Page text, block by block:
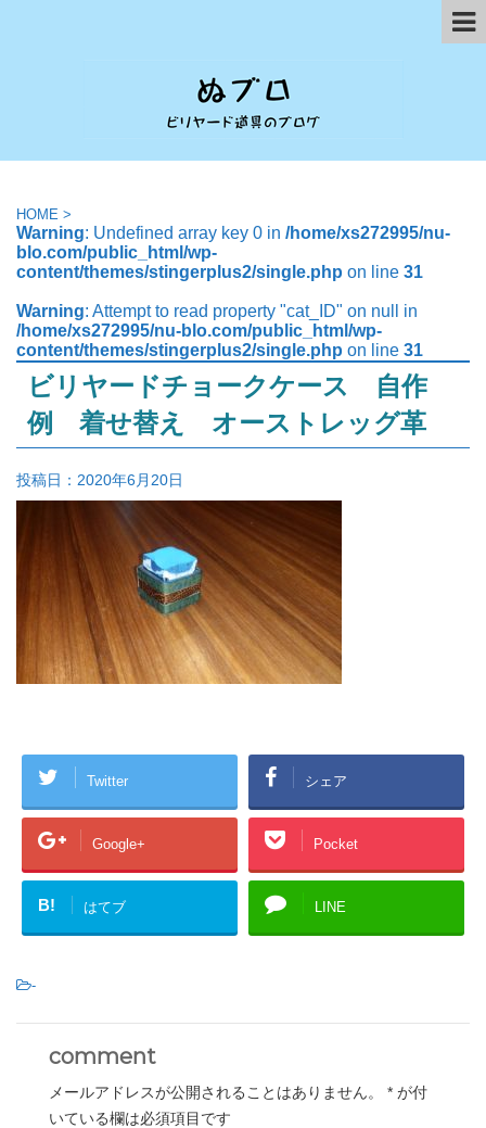
HOME >
Warning: Undefined array key 0 in /home/xs272995/nu-
blo.com/public_html/wp-
content/themes/stingerplus2/single.php on line 31
Warning: Attempt to read property "cat_ID" on null in
/home/xs272995/nu-blo.com/public_html/wp-
content/themes/stingerplus2/single.php on line 31
ビリヤードチョークケース 自作
例 着せ替え オーストレッグ革
投稿日： 2020年6月20日
Twitter シェア
Google+ Pocket
B! はてブ LINE
-
comment
メールアドレスが公開されることはありません。 * が付
いている欄は必須項目です